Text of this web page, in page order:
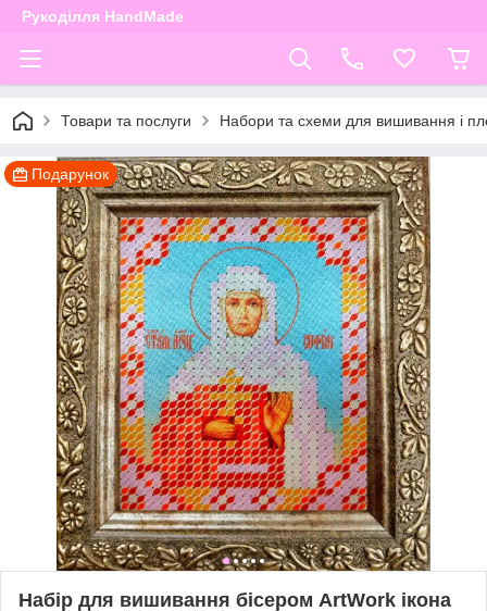
Рукоділля HandMade
Товари та послуги Набори та схеми для вишивання і
Подарунок
Набір для вишивання бісером ArtWork ікона